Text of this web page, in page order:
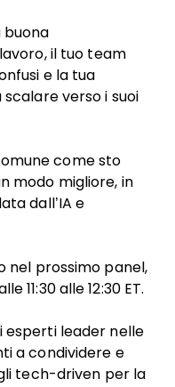
buona
, il tuo team
e la tua
verso i suoi
come sto
modo migliore, in
dall’IA e
nel prossimo panel,
11:30 alle 12:30 ET.
esperti leader nelle
a condividere e
tech-driven per la